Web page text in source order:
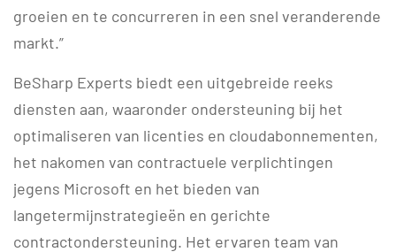
groeien en te concurreren in een snel veranderende
markt.”
BeSharp Experts biedt een uitgebreide reeks
diensten aan, waaronder ondersteuning bij het
optimaliseren van licenties en cloudabonnementen,
het nakomen van contractuele verplichtingen
jegens Microsoft en het bieden van
langetermijnstrategieën en gerichte
contractondersteuning. Het ervaren team van